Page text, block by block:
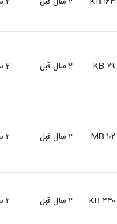
۷۹ KB 2 سال قبل 2 سال قبل
۱٫۲ MB 2 سال قبل 2 سال قبل
۳۴۰ KB 2 سال قبل 2 سال قبل